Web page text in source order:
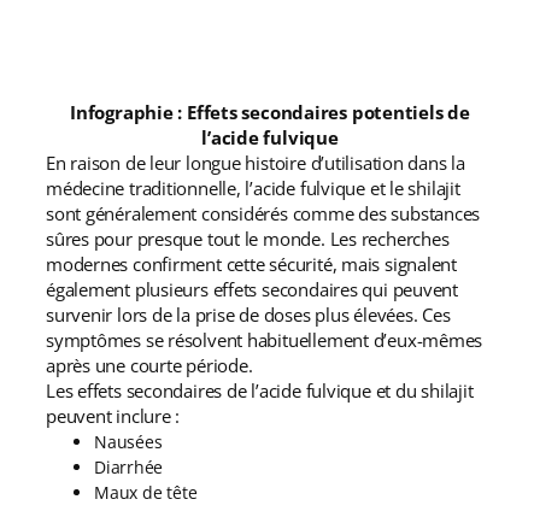
Infographie : Effets secondaires potentiels de
l’acide fulvique
En raison de leur longue histoire d’utilisation dans la
médecine traditionnelle, l’acide fulvique et le shilajit
sont généralement considérés comme des substances
sûres pour presque tout le monde. Les recherches
modernes confirment cette sécurité, mais signalent
également plusieurs effets secondaires qui peuvent
survenir lors de la prise de doses plus élevées. Ces
symptômes se résolvent habituellement d’eux-mêmes
après une courte période.
Les effets secondaires de l’acide fulvique et du shilajit
peuvent inclure :
Nausées
Diarrhée
Maux de tête